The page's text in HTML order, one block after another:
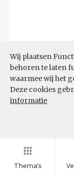
Thema's
Wij plaatsen
behoren te laten
waarmee wij het
Deze cookies
informatie